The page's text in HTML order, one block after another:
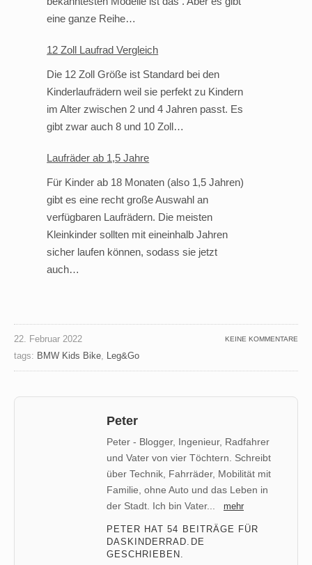
eine ganze Reihe…
12 Zoll Laufrad Vergleich
Die 12 Zoll Größe ist Standard bei den
Kinderlaufrädern weil sie perfekt zu Kindern
im Alter zwischen 2 und 4 Jahren passt. Es
gibt zwar auch 8 und 10 Zoll…
Laufräder ab 1,5 Jahre
Für Kinder ab 18 Monaten (also 1,5 Jahren)
gibt es eine recht große Auswahl an
verfügbaren Laufrädern. Die meisten
Kleinkinder sollten mit eineinhalb Jahren
sicher laufen können, sodass sie jetzt
auch…
KEINE KOMMENTARE
22. Februar 2022
tags: BMW Kids Bike Leg&Go
Peter
Peter - Blogger, Ingenieur, Radfahrer
und Vater von vier Töchtern. Schreibt
über Technik, Fahrräder, Mobilität mit
Familie, ohne Auto und das Leben in
der Stadt. Ich bin Vater...
mehr
PETER HAT 54 BEITRÄGE FÜR
DASKINDERRAD.DE
GESCHRIEBEN.